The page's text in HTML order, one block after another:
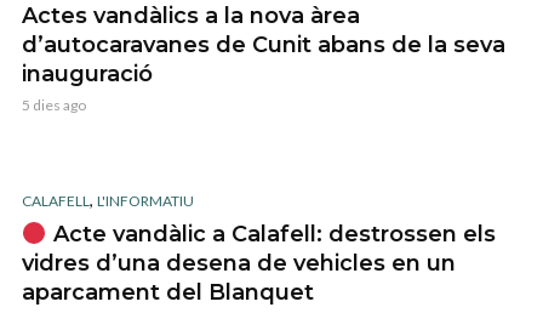
Actes vandàlics a la nova àrea
d’autocaravanes de Cunit abans de la seva
inauguració
5 dies ago
CALAFELL, L'INFORMATIU
Acte vandàlic a Calafell: destrossen els
vidres d’una desena de vehicles en un
aparcament del Blanquet